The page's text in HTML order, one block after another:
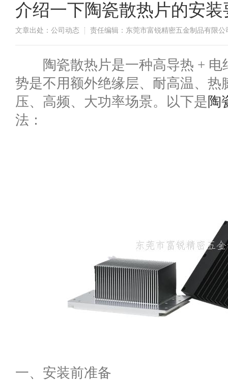
介绍一下陶瓷散热片的安
文章出处：公司动态 责任编辑：东莞市富锐精密五金制品有限公
陶瓷散热片是一种高导热 + 电
势是不用额外绝缘层、耐高温、
压、高频、大功率场景。以下是陶
法：
一、安装前准备